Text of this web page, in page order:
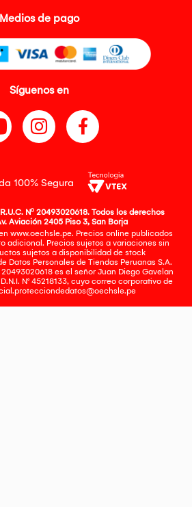
Medios de pago
Síguenos en
100% Segura
Nº 20493020618. Todos los derechos
Aviación 2405 Piso 3, San Borja
www.oechsle.pe. Precios online publicados
adicional. Precios sujetos a variaciones sin
sujetos a disponibilidad de stock
Datos Personales de Tiendas Peruanas S.A.
es el señor Juan Diego Gavelan
N° 45218133, cuyo correo corporativo de